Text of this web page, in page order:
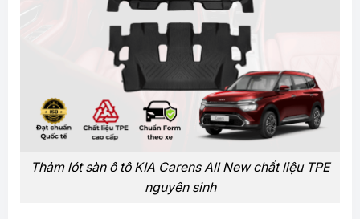
Thảm lót sàn ô tô KIA Carens All New chất liệu TPE
nguyên sinh